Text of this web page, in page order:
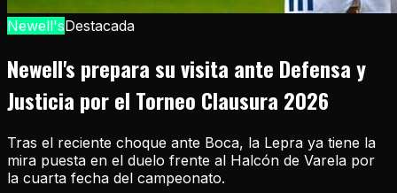
Newell'sDestacada
Newell's prepara su visita ante Defensa y
Justicia por el Torneo Clausura 2026
Tras el reciente choque ante Boca, la Lepra ya tiene la
mira puesta en el duelo frente al Halcón de Varela por
la cuarta fecha del campeonato.